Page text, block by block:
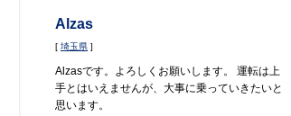
Alzas
[ 埼玉県 ]
Alzasです。よろしくお願いします。 運転は上
手とはいえませんが、大事に乗っていきたいと
思います。